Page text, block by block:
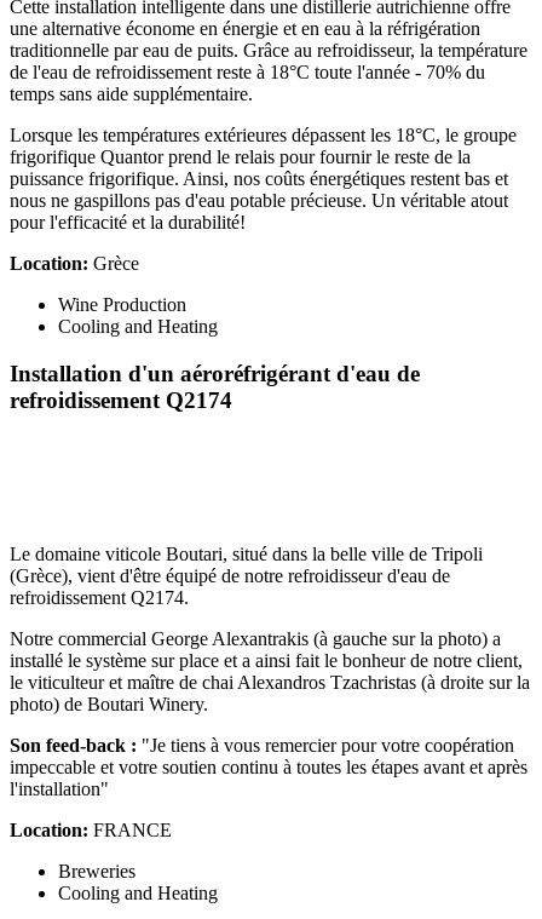
Cette installation intelligente dans une distillerie autrichienne offre
une alternative économe en énergie et en eau à la réfrigération
traditionnelle par eau de puits. Grâce au refroidisseur, la température
de l'eau de refroidissement reste à 18°C toute l'année - 70% du
temps sans aide supplémentaire.
Lorsque les températures extérieures dépassent les 18°C, le groupe
frigorifique Quantor prend le relais pour fournir le reste de la
puissance frigorifique. Ainsi, nos coûts énergétiques restent bas et
nous ne gaspillons pas d'eau potable précieuse. Un véritable atout
pour l'efficacité et la durabilité!
Location: Grèce
Wine Production
Cooling and Heating
Installation d'un aéroréfrigérant d'eau de
refroidissement Q2174
Le domaine viticole Boutari, situé dans la belle ville de Tripoli
(Grèce), vient d'être équipé de notre refroidisseur d'eau de
refroidissement Q2174.
Notre commercial George Alexantrakis (à gauche sur la photo) a
installé le système sur place et a ainsi fait le bonheur de notre client,
le viticulteur et maître de chai Alexandros Tzachristas (à droite sur la
photo) de Boutari Winery.
Son feed-back : "Je tiens à vous remercier pour votre coopération
impeccable et votre soutien continu à toutes les étapes avant et après
l'installation"
Location: FRANCE
Breweries
Cooling and Heating